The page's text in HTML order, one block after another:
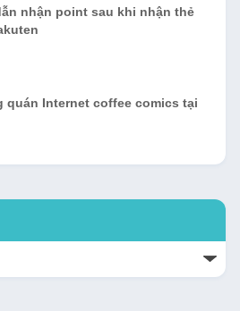
nhận point sau khi nhận thẻ
quán Internet coffee comics tại